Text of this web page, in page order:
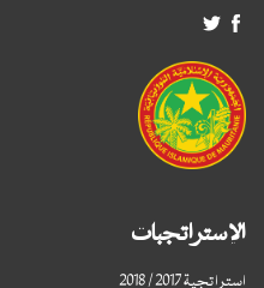
الإستراتجبات
استراتجية 2017 / 2018